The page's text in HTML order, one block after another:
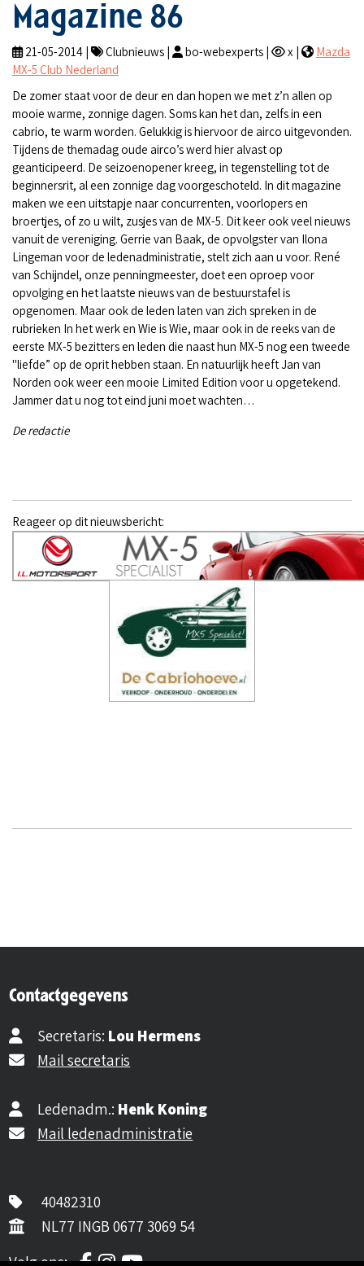
Magazine 86
21-05-2014 | Clubnieuws | bo-webexperts | x |
Mazda
MX-5 Club Nederland
De zomer staat voor de deur en dan hopen we met z’n allen op
mooie warme, zonnige dagen. Soms kan het dan, zelfs in een
cabrio, te warm worden. Gelukkig is hiervoor de airco uitgevonden.
Tijdens de themadag oude airco’s werd hier alvast op
geanticipeerd. De seizoenopener kreeg, in tegenstelling tot de
beginnersrit, al een zonnige dag voorgeschoteld. In dit magazine
maken we een uitstapje naar concurrenten, voorlopers en
broertjes, of zo u wilt, zusjes van de MX-5. Dit keer ook veel nieuws
vanuit de vereniging. Gerrie van Baak, de opvolgster van Ilona
Lingeman voor de ledenadministratie, stelt zich aan u voor. René
van Schijndel, onze penningmeester, doet een oproep voor
opvolging en het laatste nieuws van de bestuurstafel is
opgenomen. Maar ook de leden laten van zich spreken in de
rubrieken In het werk en Wie is Wie, maar ook in de reeks van de
eerste MX-5 bezitters en leden die naast hun MX-5 nog een tweede
"liefde” op de oprit hebben staan. En natuurlijk heeft Jan van
Norden ook weer een mooie Limited Edition voor u opgetekend.
Jammer dat u nog tot eind juni moet wachten…
De redactie
Reageer op dit nieuwsbericht:
Contactgegevens
Secretaris: Lou Hermens
Mail secretaris
Ledenadm.: Henk Koning
Mail ledenadministratie
40482310
NL77 INGB 0677 3069 54
Volg ons:
Volg ons op Facebook
Volg ons op Instagram
Volg ons op YouTube